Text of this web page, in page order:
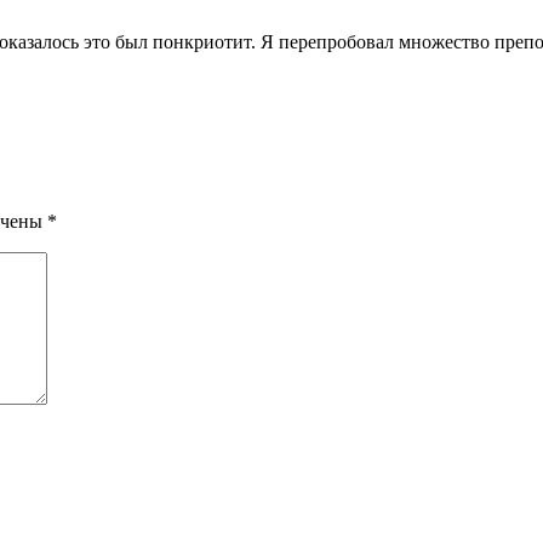
это был понкриотит. Я перепробовал множество
*